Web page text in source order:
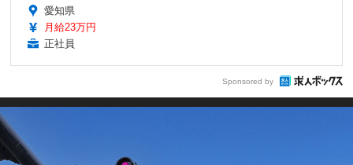
愛知県
月給23万円
正社員
Sponsored by